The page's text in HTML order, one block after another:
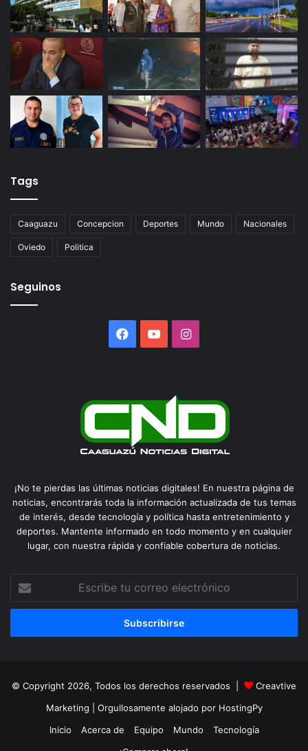
Tags
Caaguazu Concepcion Deportes Mundo Nacionales
Oviedo Politica
Seguinos
Facebook
YouTubeInstagram
¡No te pierdas las últimas noticias digitales! En nuestra página de
noticias, encontrarás toda la información actualizada de tus temas
de interés, desde tecnología y política hasta entretenimiento y
deportes. Mantente informado en todo momento y en cualquier
lugar, con nuestra rápida y confiable cobertura de noticias.
correo
© Copyright 2026, Todos los derechos reservados |
Creavtive
Marketing | Orgullosamente alojado por HostingPy
Inicio
Acerca de Equipo Mundo
Tecnología